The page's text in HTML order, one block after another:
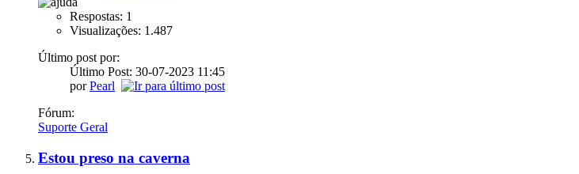
Respostas: 1
Visualizações: 1.487
Último post por:
Último Post: 30-07-2023 11:45
porPearl
Fórum:
Suporte Geral
Estou preso na caverna